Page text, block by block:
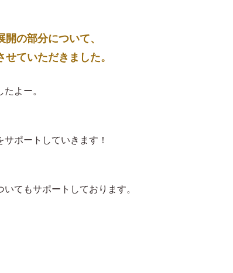
の部分について、
ていただきました。
よー。
ポートしていきます！
てもサポートしております。